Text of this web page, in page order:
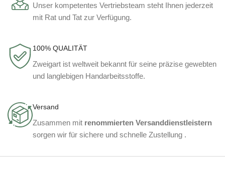
Unser kompetentes Vertriebsteam steht Ihnen jederzeit
mit Rat und Tat zur Verfügung.
100% QUALITÄT
Zweigart ist weltweit bekannt für seine präzise gewebten
und langlebigen Handarbeitsstoffe.
Versand
Zusammen mit renommierten Versanddienstleistern
sorgen wir für sichere und schnelle Zustellung .